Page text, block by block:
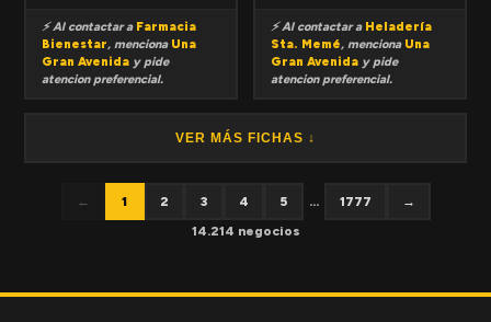
⚡ Al contactar a Farmacia
Bienestar, menciona Una
Gran Avenida y pide
atencion preferencial.
⚡ Al contactar a Heladería
Sta. Memé, menciona Una
Gran Avenida y pide
atencion preferencial.
VER MÁS FICHAS ↓
← 1 2 3 4 5 ... 1777
→
14.214 negocios